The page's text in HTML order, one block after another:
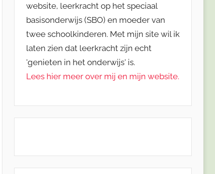
website, leerkracht op het speciaal
basisonderwijs (SBO) en moeder van
twee schoolkinderen. Met mijn site wil ik
laten zien dat leerkracht zijn echt
'genieten in het onderwijs' is.
Lees hier meer over mij en mijn website.